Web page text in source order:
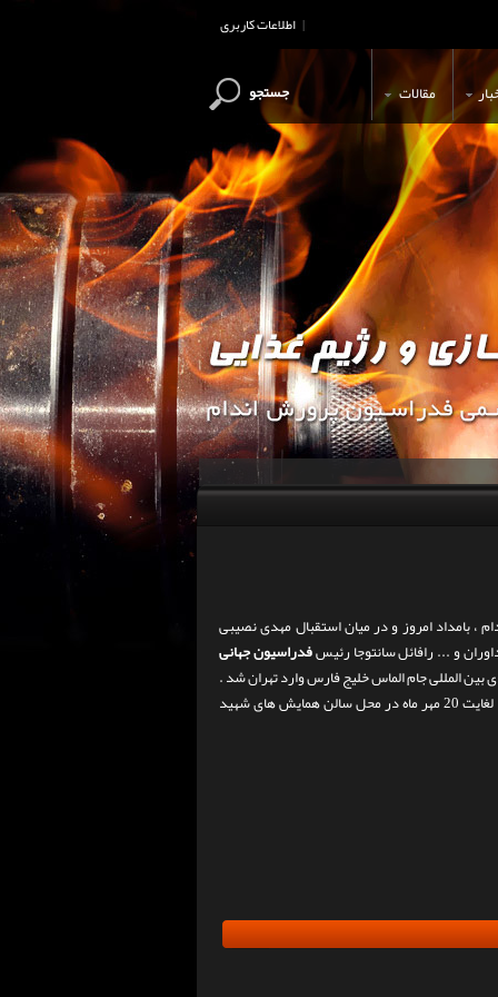
اطلاعات کاربری |
مقالات جستجو
این وب سایت جهت اطلاع رسانی و
، بامداد امروز و در میان استقبال مهدی نصیبی
و ... رافائل سانتوجا رئیسفدراسیون جهانی
المللی جام الماس خلیج فارس وارد تهران شد .
گفتنی است چهارمین دوره رقابت های بین المللی جام الماس خلیج فارس طی روزهای 19 لغایت 20 مهر ماه در محل سالن همایش های شهید